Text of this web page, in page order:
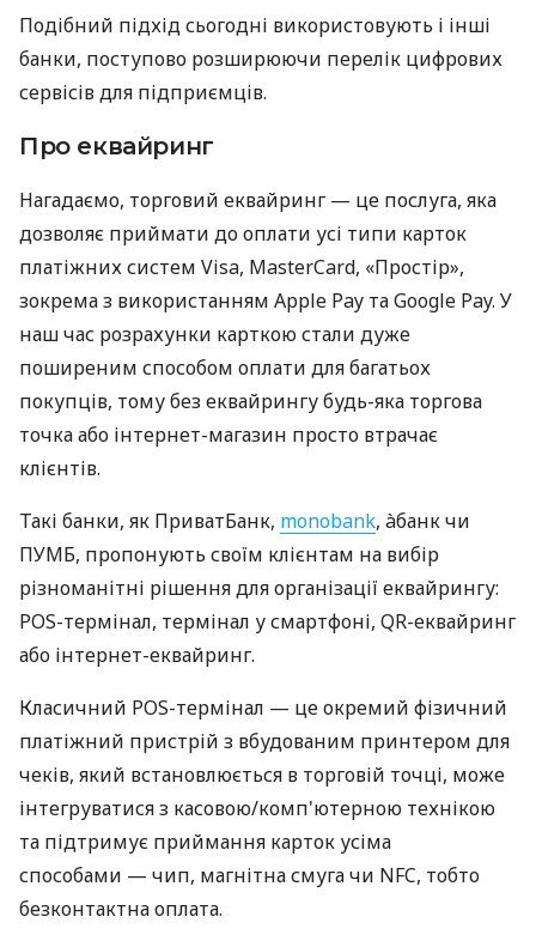
Подібний підхід сьогодні використовують і інші
банки, поступово розширюючи перелік цифрових
сервісів для підприємців.
Про еквайринг
Нагадаємо, торговий еквайринг — це послуга, яка
дозволяє приймати до оплати усі типи карток
платіжних систем Visa, MasterCard, «Простір»,
зокрема з використанням Apple Pay та Google Pay. У
наш час розрахунки карткою стали дуже
поширеним способом оплати для багатьох
покупців, тому без еквайрингу будь-яка торгова
точка або інтернет-магазин просто втрачає
клієнтів.
Такі банки, як ПриватБанк, monobank, àбанк чи
ПУМБ, пропонують своїм клієнтам на вибір
різноманітні рішення для організації еквайрингу:
POS-термінал, термінал у смартфоні, QR-еквайринг
або інтернет-еквайринг.
Класичний POS-термінал — це окремий фізичний
платіжний пристрій з вбудованим принтером для
чеків, який встановлюється в торговій точці, може
інтегруватися з касовою/комп'ютерною технікою
та підтримує приймання карток усіма
способами — чип, магнітна смуга чи NFC, тобто
безконтактна оплата.